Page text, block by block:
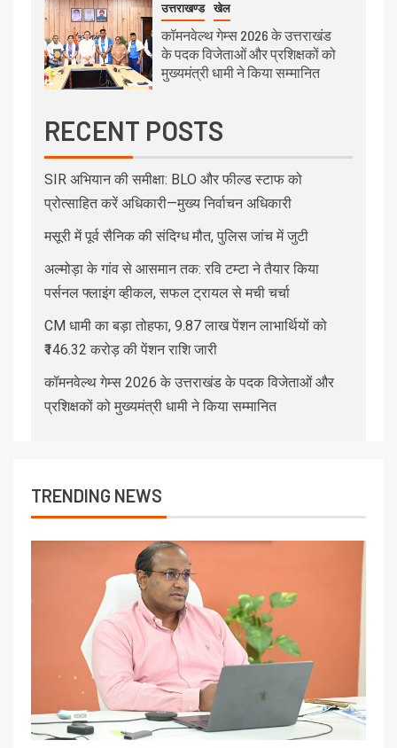
उत्तराखण्ड खेल
कॉमनवेल्थ गेम्स 2026 के उत्तराखंड
के पदक विजेताओं और प्रशिक्षकों को
मुख्यमंत्री धामी ने किया सम्मानित
RECENT POSTS
SIR अभियान की समीक्षा: BLO और फील्ड स्टाफ को
प्रोत्साहित करें अधिकारी—मुख्य निर्वाचन अधिकारी
मसूरी में पूर्व सैनिक की संदिग्ध मौत, पुलिस जांच में जुटी
अल्मोड़ा के गांव से आसमान तक: रवि टम्टा ने तैयार किया
पर्सनल फ्लाइंग व्हीकल, सफल ट्रायल से मची चर्चा
CM धामी का बड़ा तोहफा, 9.87 लाख पेंशन लाभार्थियों को
₹146.32 करोड़ की पेंशन राशि जारी
कॉमनवेल्थ गेम्स 2026 के उत्तराखंड के पदक विजेताओं और
प्रशिक्षकों को मुख्यमंत्री धामी ने किया सम्मानित
TRENDING NEWS